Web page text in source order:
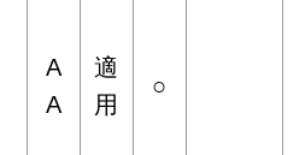
A
A
適
用
○